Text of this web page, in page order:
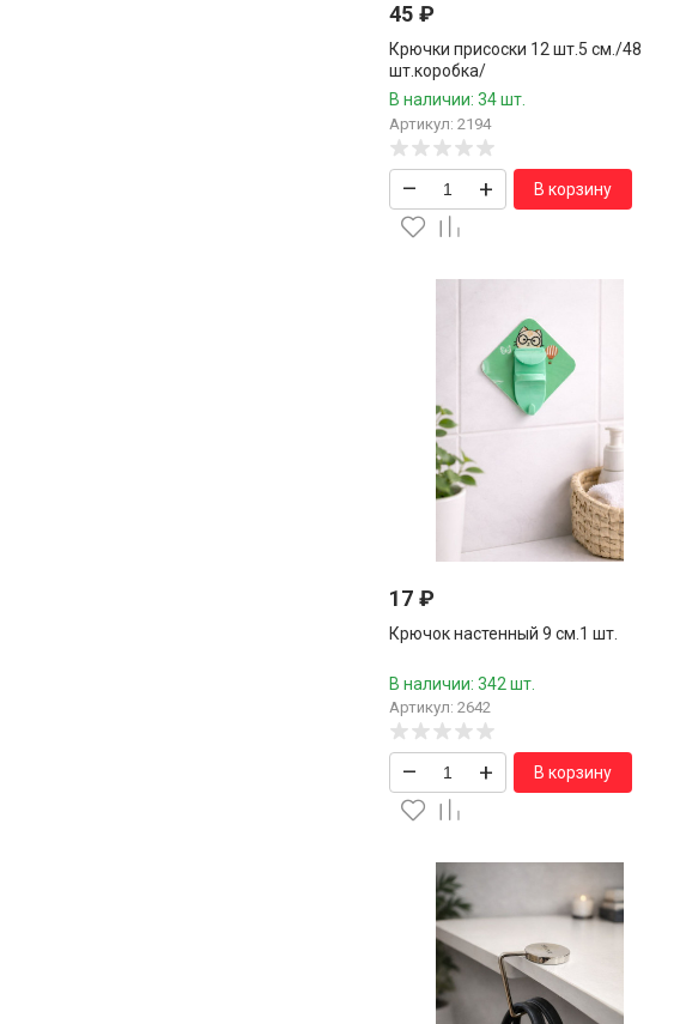
45 ₽
Крючки присоски 12 шт.5 см./48
шт.коробка/
В наличии: 34 шт.
Артикул: 2194
– + В корзину
17 ₽
Крючок настенный 9 см.1 шт.
В наличии: 342 шт.
Артикул: 2642
– + В корзину